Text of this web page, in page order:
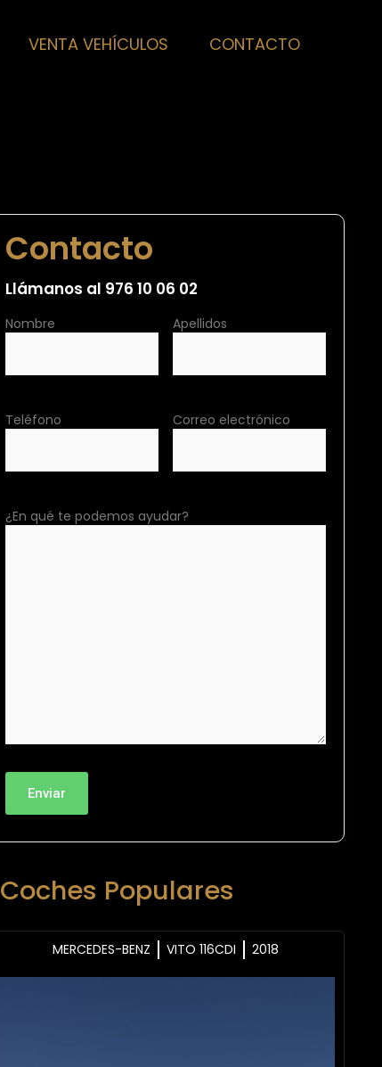
VENTA VEHÍCULOS CONTACTO
Contacto
Llámanos al 976 10 06 02
Nombre Apellidos
Teléfono Correo electrónico
¿En qué te podemos ayudar?
Coches Populares
MERCEDES-BENZ VITO 116CDI 2018